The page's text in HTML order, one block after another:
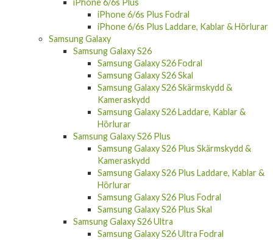
iPhone 6/6s Plus
iPhone 6/6s Plus Fodral
iPhone 6/6s Plus Laddare, Kablar & Hörlurar
Samsung Galaxy
Samsung Galaxy S26
Samsung Galaxy S26 Fodral
Samsung Galaxy S26 Skal
Samsung Galaxy S26 Skärmskydd &
Kameraskydd
Samsung Galaxy S26 Laddare, Kablar &
Hörlurar
Samsung Galaxy S26 Plus
Samsung Galaxy S26 Plus Skärmskydd &
Kameraskydd
Samsung Galaxy S26 Plus Laddare, Kablar &
Hörlurar
Samsung Galaxy S26 Plus Fodral
Samsung Galaxy S26 Plus Skal
Samsung Galaxy S26 Ultra
Samsung Galaxy S26 Ultra Fodral